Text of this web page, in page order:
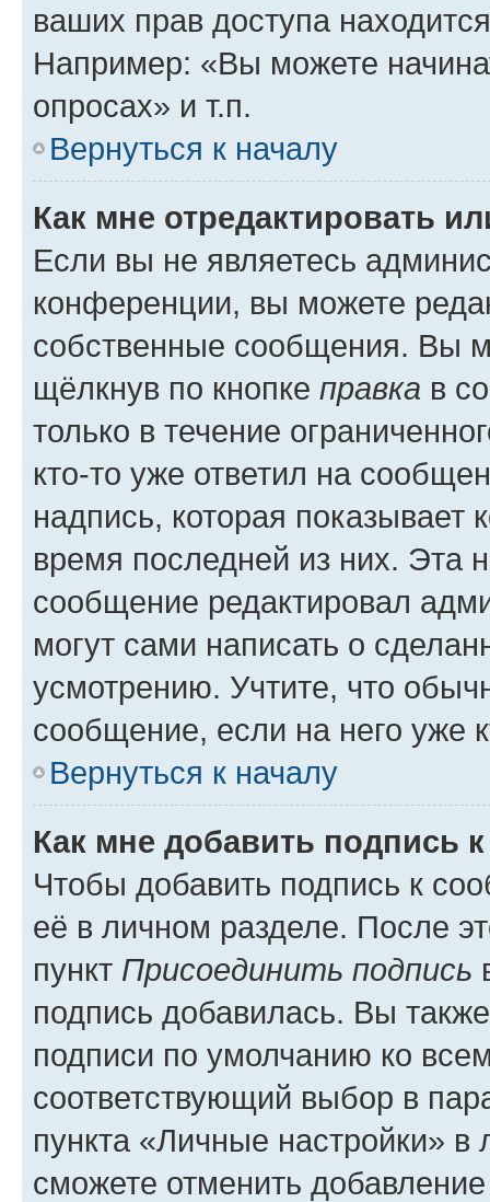
ваших прав доступа
Например: «Вы можете
опросах» и т.п.
Вернуться к началу
Как мне отредактировать
Если вы не являетесь
конференции, вы можете
собственные сообщения. Вы
щёлкнув по кнопке правка в
только в течение
кто-то уже ответил на
надпись, которая показывает
время последней из них. Эта
сообщение редактировал
могут сами написать о
усмотрению. Учтите, что
сообщение, если на него уже
Вернуться к началу
Как мне добавить подпись
Чтобы добавить подпись к
её в личном разделе. После
пункт Присоединить подпись
подпись добавилась. Вы
подписи по умолчанию ко
соответствующий выбор в
пункта «Личные настройки»
сможете отменить